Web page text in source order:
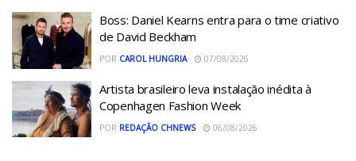
Boss: Daniel Kearns entra para o time criativo
de David Beckham
POR CAROL HUNGRIA 07/08/2026
Artista brasileiro leva instalação inédita à
Copenhagen Fashion Week
POR REDAÇÃO CHNEWS 06/08/2026